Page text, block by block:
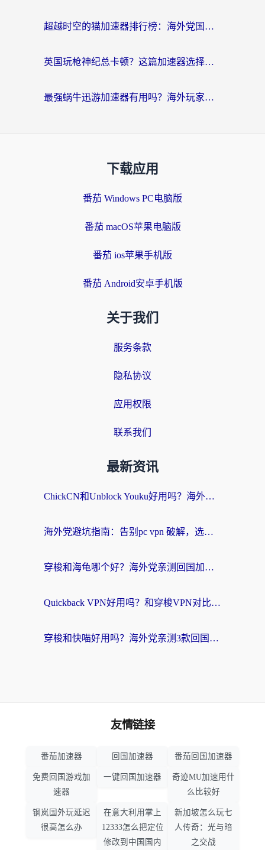
超越时空的猫加速器排行榜：海外党国服游戏不卡顿的终极选择指南
英国玩枪神纪总卡顿？这篇加速器选择指南帮你告别延迟（附实测推荐）
最强蜗牛迅游加速器有用吗？海外玩家国服游戏加速避坑指南（附德国玩忍者必须死3流星蝴蝶剑解决办法）
下载应用
番茄 Windows PC电脑版
番茄 macOS苹果电脑版
番茄 ios苹果手机版
番茄 Android安卓手机版
关于我们
服务条款
隐私协议
应用权限
联系我们
最新资讯
ChickCN和Unblock Youku好用吗？海外党亲测3款回国加速器，附iOS免费选择指南
海外党避坑指南：告别pc vpn 破解，选对回国加速器轻松访问国内资源
穿梭和海龟哪个好？海外党亲测回国加速器，附电脑免费VPN推荐
Quickback VPN好用吗？和穿梭VPN对比哪个回国效果更好？海外党必看的真实测评与选择指南
穿梭和快喵好用吗？海外党亲测3款回国加速器，附日本回国VPN避坑指南
友情链接
番茄加速器 回国加速器 番茄回国加速器
免费回国游戏加
速器
一键回国加速器
奇迹MU加速用什
么比较好
钢岚国外玩延迟
很高怎么办
在意大利用掌上
12333怎么把定位
修改到中国国内
新加坡怎么玩七
人传奇：光与暗
之交战